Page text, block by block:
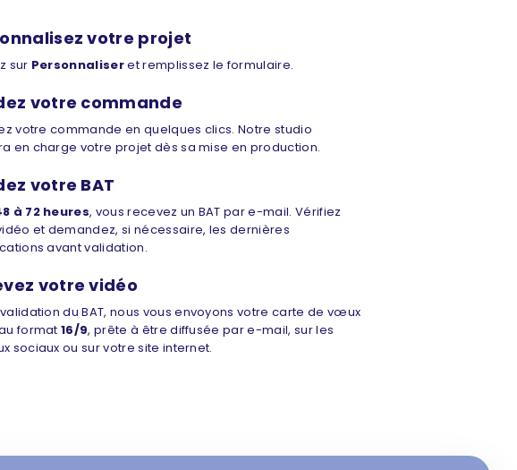
votre projet
sur Personnaliseret remplissez le formulaire.
votre commande
votre commande en quelques clics. Notre studio
en charge votre projet dès sa mise en production.
votre BAT
à 72 heures, vous recevez un BAT par e-mail. Vérifiez
et demandez, si nécessaire, les dernières
avant validation.
votre vidéo
du BAT, nous vous envoyons votre carte de vœux
format16/9, prête à être diffusée par e-mail, sur les
sociaux ou sur votre site internet.